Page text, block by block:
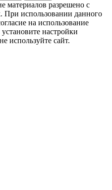
материалов разрешено с
При использовании данного
на использование
настройки
используйте сайт.